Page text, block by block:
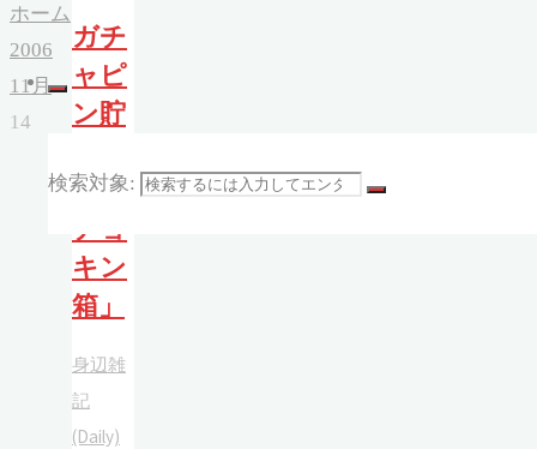
検索対象:
ホーム
2006
11月
14
ガチ
ャピ
ン貯
「ガ
チョ
キン
箱」
身辺雑
記
(Daily)